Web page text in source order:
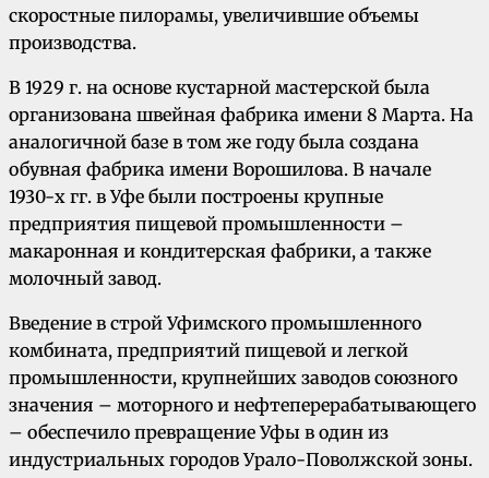
скоростные пилорамы, увеличившие объемы
производства.
В 1929 г. на основе кустарной мастерской была
организована швейная фабрика имени 8 Марта. На
аналогичной базе в том же году была создана
обувная фабрика имени Ворошилова. В начале
1930-х гг. в Уфе были построены крупные
предприятия пищевой промышленности –
макаронная и кондитерская фабрики, а также
молочный завод.
Введение в строй Уфимского промышленного
комбината, предприятий пищевой и легкой
промышленности, крупнейших заводов союзного
значения – моторного и нефтеперерабатывающего
– обеспечило превращение Уфы в один из
индустриальных городов Урало-Поволжской зоны.